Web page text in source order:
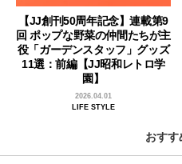
【JJ創刊50周年記念】連載第9
回 ポップな野菜の仲間たちが主
役「ガーデンスタッフ」グッズ
11選：前編【JJ昭和レトロ学
園】
2026.04.01
LIFE STYLE
おすす